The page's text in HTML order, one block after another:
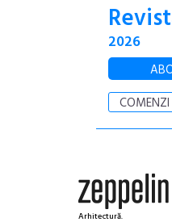
2026
COMENZI
Arhitectură.